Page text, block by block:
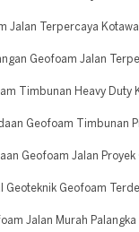
Jalan Terpercaya
Geofoam Jalan
Timbunan Heavy Duty
Geofoam Timbunan
Geofoam Jalan Proyek
Geoteknik Geofoam
Jalan Murah Palangka